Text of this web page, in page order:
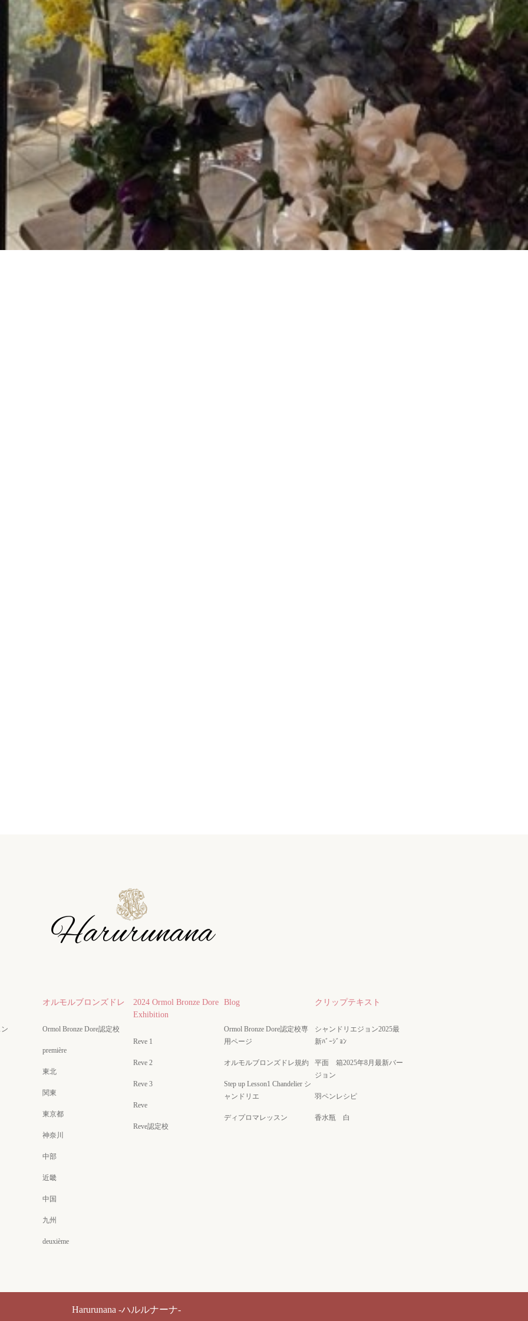
オルモルブロンズドレ
Ormol Bronze Dore認定校
première
東北
関東
東京都
神奈川
中部
近畿
中国
九州
deuxième
2024 Ormol Bronze Dore
Exhibition
Reve 1
Reve 2
Reve 3
Reve
Reve認定校
Blog
Ormol Bronze Dore認定校専
用ページ
オルモルブロンズドレ規約
Step up Lesson1 Chandelier シ
ャンドリエ
ディプロマレッスン
クリップテキスト
シャンドリエジョン2025最
新ﾊﾞｰｼﾞｮﾝ
平面 箱2025年8月最新バー
ジョン
羽ペンレシピ
香水瓶 白
Harurunana -ハルルナーナ-